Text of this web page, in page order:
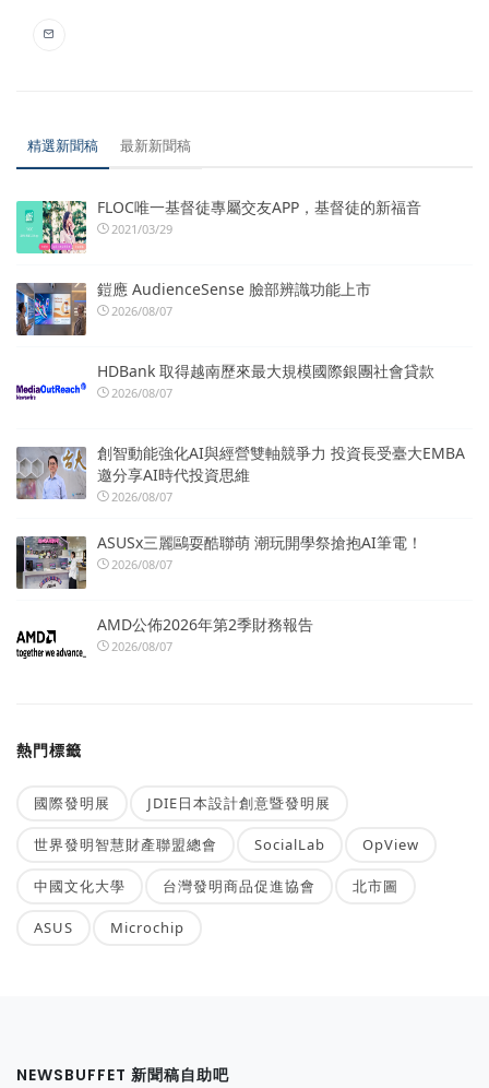
精選新聞稿 最新新聞稿
FLOC唯一基督徒專屬交友APP，基督徒的新福音
2021/03/29
鎧應 AudienceSense 臉部辨識功能上市
2026/08/07
HDBank 取得越南歷來最大規模國際銀團社會貸款
2026/08/07
創智動能強化AI與經營雙軸競爭力 投資長受臺大EMBA
邀分享AI時代投資思維
2026/08/07
ASUSx三麗鷗耍酷聯萌 潮玩開學祭搶抱AI筆電！
2026/08/07
AMD公佈2026年第2季財務報告
2026/08/07
熱門標籤
國際發明展 JDIE日本設計創意暨發明展
世界發明智慧財產聯盟總會 SocialLab OpView
中國文化大學 台灣發明商品促進協會 北市圖
ASUS Microchip
NEWSBUFFET 新聞稿自助吧